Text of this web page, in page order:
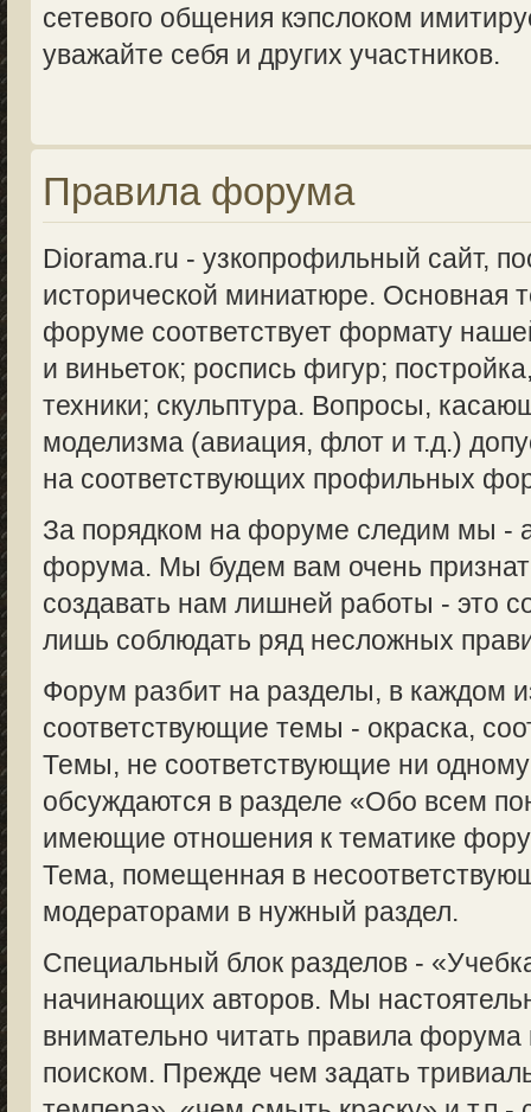
сетевого общения кэпслоком
уважайте себя и других участников.
Правила форума
Diorama.ru - узкопрофильный сайт,
исторической миниатюре. Основная
форуме соответствует формату
и виньеток; роспись фигур;
техники; скульптура. Вопросы,
моделизма (авиация, флот и т.д.)
на соответствующих профильных
За порядком на форуме следим мы -
форума. Мы будем вам очень
создавать нам лишней работы - это
лишь соблюдать ряд несложных
Форум разбит на разделы, в каждом
соответствующие темы - окраска,
Темы, не соответствующие ни
обсуждаются в разделе «Обо всем
имеющие отношения к тематике
Тема, помещенная в
модераторами в нужный раздел.
Специальный блок разделов -
начинающих авторов. Мы
внимательно читать правила форума
поиском. Прежде чем задать